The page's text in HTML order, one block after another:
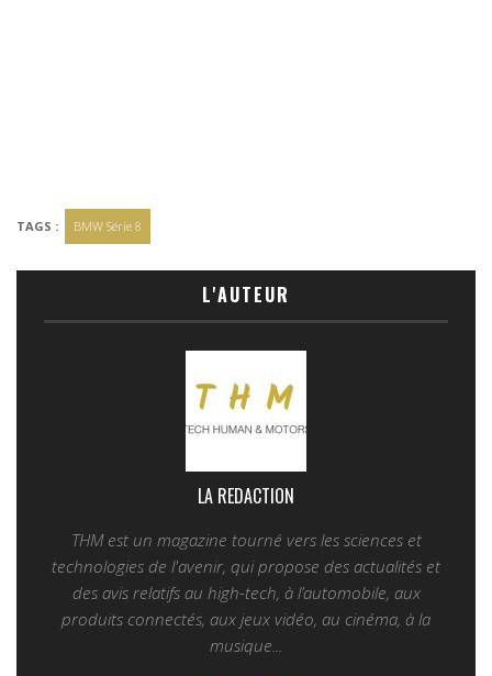
TAGS : BMW Série 8
L'AUTEUR
LA REDACTION
THM est un magazine tourné vers les sciences et
technologies de l'avenir, qui propose des actualités et
des avis relatifs au high-tech, à l’automobile, aux
produits connectés, aux jeux vidéo, au cinéma, à la
musique...